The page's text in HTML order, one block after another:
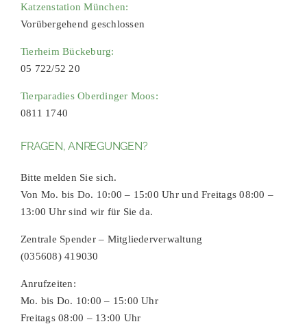
Katzenstation München:
Vorübergehend geschlossen
Tierheim Bückeburg:
05 722/52 20
Tierparadies Oberdinger Moos:
0811 1740
FRAGEN, ANREGUNGEN?
Bitte melden Sie sich.
Von Mo. bis Do. 10:00 – 15:00 Uhr und Freitags 08:00 –
13:00 Uhr sind wir für Sie da.
Zentrale Spender – Mitgliederverwaltung
(035608) 419030
Anrufzeiten:
Mo. bis Do. 10:00 – 15:00 Uhr
Freitags 08:00 – 13:00 Uhr